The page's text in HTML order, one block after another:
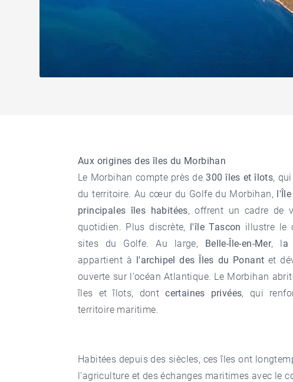
Aux origines des îles du Morbihan
Le Morbihan compte près de300 îles et îlots,
du territoire. Au cœur du Golfe du Morbihan,
principales îles habitées, offrent un cadre de
quotidien. Plus discrète, l'île Tascon illustre le
sites du Golfe. Au large, Belle-Île-en-Mer, la
appartient à l'archipel des Îles du Ponant et
ouverte sur l'océan Atlantique. Le Morbihan
îles et îlots, dontcertaines privées, qui
territoire maritime.
Habitées depuis des siècles, ces îles ont
l'agriculture et des échanges maritimes avec le